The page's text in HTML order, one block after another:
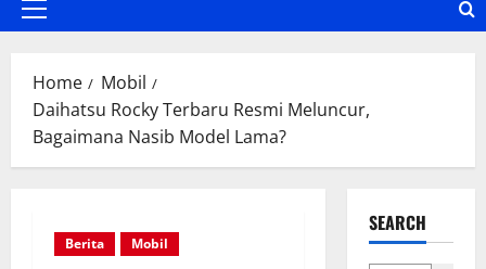
Primary
Home
Mobil
Daihatsu Rocky Terbaru Resmi Meluncur,
Bagaimana Nasib Model Lama?
Berita Mobil
SEARCH